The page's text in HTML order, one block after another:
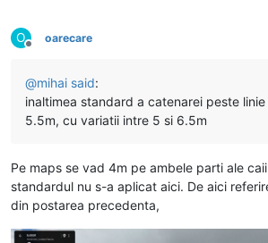
O
Deconectat
oarecare
@mihai said:
inaltimea standard a catenarei peste linie
5.5m, cu variatii intre 5 si 6.5m
Pe maps se vad 4m pe ambele parti ale
standardul nu s-a aplicat aici. De aici
din postarea precedenta,